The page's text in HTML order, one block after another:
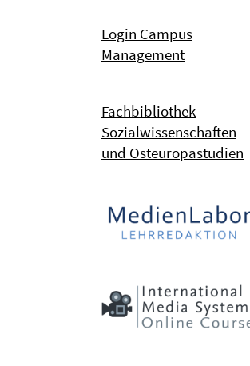
Login Campus
Management
Fachbibliothek
Sozialwissenschaften
und Osteuropastudien